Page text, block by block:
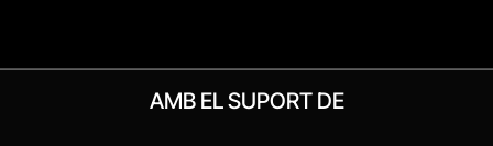
AMB EL SUPORT DE